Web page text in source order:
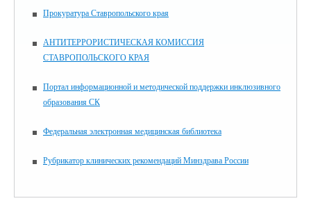
Прокуратура Ставропольского края
АНТИТЕРРОРИСТИЧЕСКАЯ КОМИССИЯ
СТАВРОПОЛЬСКОГО КРАЯ
Портал информационной и методической поддержки инклюзивного
образования СК
Федеральная электронная медицинская библиотека
Рубрикатор клинических рекомендаций Минздрава России